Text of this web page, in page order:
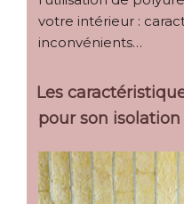
votre intérieur :
inconvénients…
Les
pour son isolation